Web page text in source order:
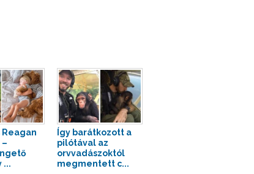
Reagan
...
Így barátkozott a
pilótával az
orvvadászoktól
megmentett c...